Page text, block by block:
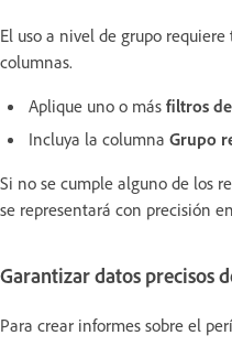
El uso a nivel de grupo
columnas.
Aplique uno o más filtros
Incluya la columna Grupo
Si no se cumple alguno de los
se representará con precisión
Garantizar datos precisos
Para crear informes sobre el